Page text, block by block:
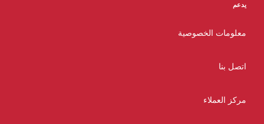
يدعم
معلومات الخصوصية
اتصل بنا
مركز العملاء